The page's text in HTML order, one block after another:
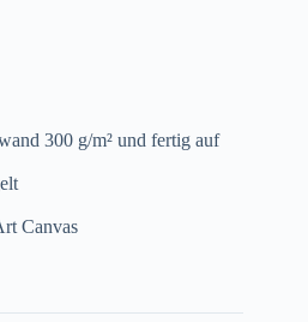
300 g/m² und fertig auf
Canvas